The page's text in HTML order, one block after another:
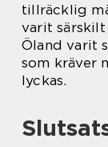
tillräcklig
varit
Öland varit
som kräver
lyckas.